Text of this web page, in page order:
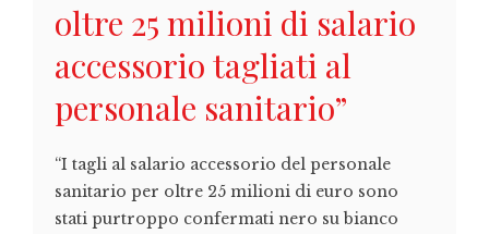
oltre 25 milioni di salario
accessorio tagliati al
personale sanitario”
“I tagli al salario accessorio del personale
sanitario per oltre 25 milioni di euro sono
stati purtroppo confermati nero su bianco